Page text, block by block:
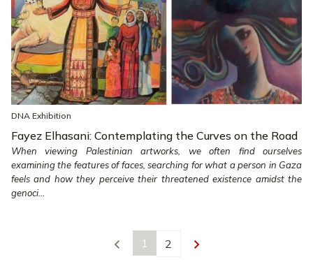
DNA Exhibition
Fayez Elhasani: Contemplating the Curves on the Road
When viewing Palestinian artworks, we often find ourselves
examining the features of faces, searching for what a person in Gaza
feels and how they perceive their threatened existence amidst the
genoci...
1 2